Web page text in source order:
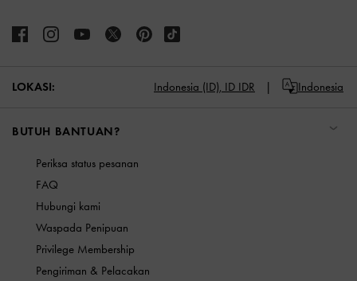
LOKASI: Indonesia (ID), ID IDR Indonesia
BUTUH BANTUAN?
Periksa status pesanan
FAQ
Hubungi kami
Waspada Penipuan
Privilege Membership
Pengiriman & Pelacakan